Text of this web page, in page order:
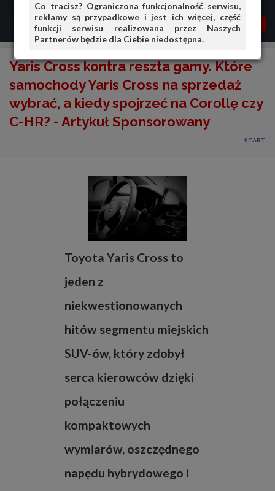
Co tracisz? Ograniczona funkcjonalność serwisu,
reklamy są przypadkowe i jest ich więcej, część
funkcji serwisu realizowana przez Naszych
Partnerów będzie dla Ciebie niedostępna.
MENU MOJA AG
PRZEGLĄD
OGŁOSZENIA
OFERTA DLA FIRM
DOŁADUJ KONTO
Yaris Cross kontra reszta gamy. Które
samochody Yaris Cross na sprzedaż
wybrać, a kiedy spojrzeć na Corollę czy
C-HR? - Artykuł Sponsorowany
START
Toyota Yaris Cross to
jeden z
niekwestionowanych
hitów segmentu miejskich
SUV-ów, który zdobył
serca kierowców dzięki
połączeniu
kompaktowych
wymiarów, oszczędnego
napędu hybrydowego i